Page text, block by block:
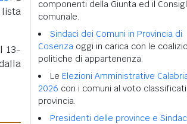
13-
componenti della Giunta ed il
comunale.
Sindaci dei Comuni in Provincia di
Cosenza oggi in carica con le
politiche di appartenenza.
Le Elezioni Amministrative
2026 con i comuni al voto
provincia.
Presidenti delle province e